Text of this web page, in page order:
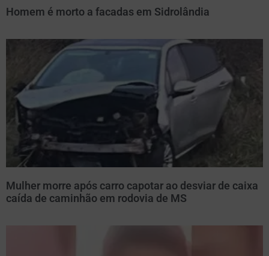
Homem é morto a facadas em Sidrolândia
Mulher morre após carro capotar ao desviar de caixa
caída de caminhão em rodovia de MS